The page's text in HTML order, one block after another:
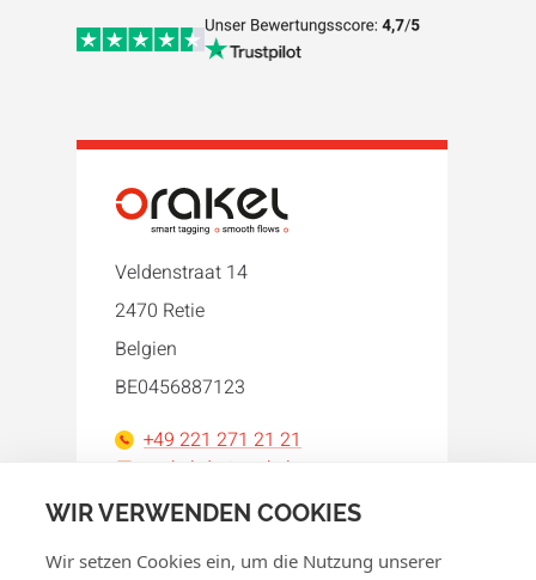
WIR VERWENDEN COOKIES
Wir setzen Cookies ein, um die Nutzung unserer
Veldenstraat 14
2470 Retie
Belgien
BE0456887123
+49 221 271 21 21
orakel-de@orakel.com